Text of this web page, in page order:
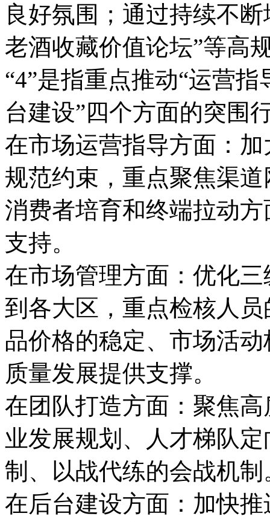
良好氛围；通过持续不
老酒收藏价值论坛”等高
“4”是指重点推动“运营
台建设”四个方面的突围
在市场运营指导方面：
规范约束，重点聚焦渠
消费者培育和终端拉动
支持。
在市场管理方面：优化
到各大区，重点检核人
品价格的稳定、市场活
质量发展提供支撑。
在团队打造方面：聚焦
业发展规划、人才梯队
制、以战代练的会战机制
在后台建设方面：加快